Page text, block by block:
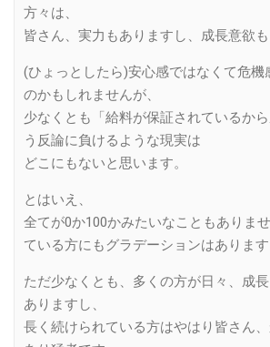
方々は、
皆さん、実力もありますし、成長意欲も
(ひょっとしたら)安心感ではなくて危機
のかもしれませんが、
少なくとも「給料が保証されているか
う反論に負けるような現実は
どこにもないと思います。
とはいえ、
全てが0か100かみたいなこともありま
ている方にもグラデーションはあります
ただ少なくとも、多くの方が日々、成
ありますし、
長く続けられている方はやはり皆さん